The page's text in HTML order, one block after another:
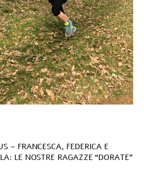
– FRANCESCA, FEDERICA E
LE NOSTRE RAGAZZE “DORATE”